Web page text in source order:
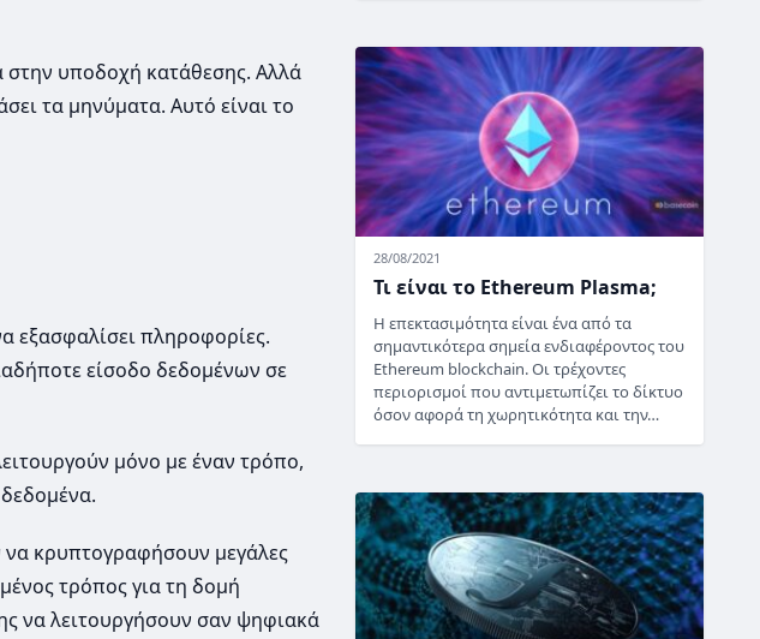
στην υποδοχή κατάθεσης. Αλλά
τα μηνύματα. Αυτό είναι το
εξασφαλίσει πληροφορίες.
είσοδο δεδομένων σε
μόνο με έναν τρόπο,
κρυπτογραφήσουν μεγάλες
τρόπος για τη δομή
να λειτουργήσουν σαν ψηφιακά
28/08/2021
Τι είναι το Ethereum Plasma;
Η επεκτασιμότητα είναι ένα από τα
σημαντικότερα σημεία ενδιαφέροντος του
Ethereum blockchain. Οι τρέχοντες
περιορισμοί που αντιμετωπίζει το δίκτυο
όσον αφορά τη χωρητικότητα και την…